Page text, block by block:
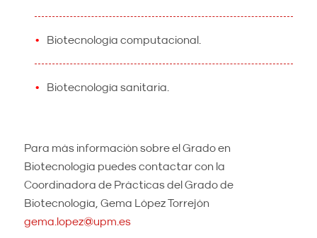
Biotecnología computacional.
Biotecnología sanitaria.
Para más información sobre el Grado en
Biotecnología puedes contactar con la
Coordinadora de Prácticas del Grado de
Biotecnología, Gema López Torrejón
gema.lopez@upm.es